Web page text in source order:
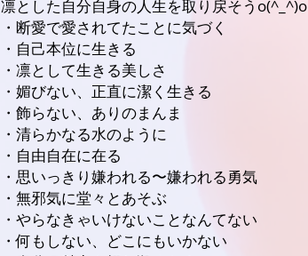
凛とした自分自身の人生を取り戻そうo(^_^)o
・断愛で愛されてたことに気づく
・自己本位に生きる
・凛として生きる美しさ
・媚びない、正直に潔く生きる
・飾らない、ありのまんま
・清らかなる水のように
・自由自在に在る
・思いっきり嫌われる〜嫌われる勇気
・無邪気に堂々とあそぶ
・やらなきゃいけないことなんてない
・何もしない、どこにもいかない